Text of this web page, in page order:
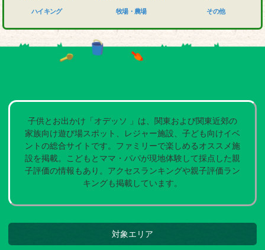
ハイキング 牧場・農場 その他
子供とお出かけ「オデッソ 」は、関東および関東近郊の
家族向け遊び場スポット、レジャー施設、子ども向けイベ
ントの総合サイトです。ファミリーで楽しめるオススメ施
設を掲載。こどもとママ・パパが現地体験して採点した親
子評価の情報もあり。アクセスランキングや親子評価ラン
キングも掲載しています。
対象エリア